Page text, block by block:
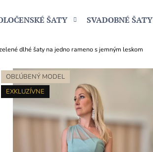
ŠATY SVADOBNÉ ŠATY
dlhé šaty na jedno rameno s jemným leskom
OBĽÚBENÝ MODEL
EXKLUZÍVNE
Čo potrebujete nájsť?
Odporúčame